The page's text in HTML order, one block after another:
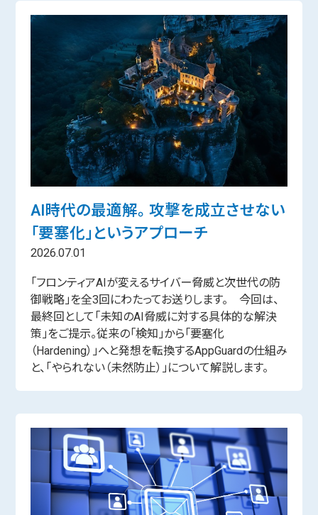
AI時代の最適解。 攻撃を成立させない
「要塞化」というアプローチ
2026.07.01
「フロンティアAIが変えるサイバー脅威と次世代の防
御戦略」を全3回にわたってお送りします。 今回は、
最終回として「未知のAI脅威に対する具体的な解決
策」をご提示。従来の「検知」から「要塞化
（Hardening）」へと発想を転換するAppGuardの仕組み
と、「やられない（未然防止）」について解説します。